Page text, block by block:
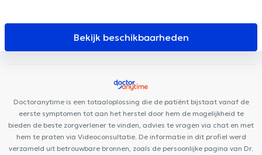
Bekijk beschikbaarheden
Doctoranytime is een totaaloplossing die de patiënt bijstaat vanaf de
eerste symptomen tot aan het herstel door hem de mogelijkheid te
bieden de beste zorgverlener te vinden, advies te vragen via chat en met
hem te praten via Videoconsultatie. De informatie in dit profiel werd
verzameld uit betrouwbare bronnen, zoals de persoonlijke pagina van Dr.